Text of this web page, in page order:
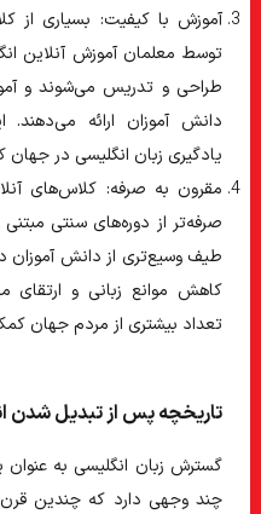
آموزش با کیفیت: بسیاری از
توسط معلمان آموزش آنلاین
طراحی و تدریس می‌شوند و
دانش آموزان ارائه می‌دهند.
یادگیری زبان انگلیسی در
مقرون به صرفه: کلاس‌های
صرفه‌تر از دوره‌های سنتی
طیف وسیع‌تری از دانش آموزان
کاهش موانع زبانی و ارتقای
تعداد بیشتری از مردم جهان
تاریخچه پس از تبدیل شدن
گسترش زبان انگلیسی به عنوان
چند وجهی دارد که چندین قرن